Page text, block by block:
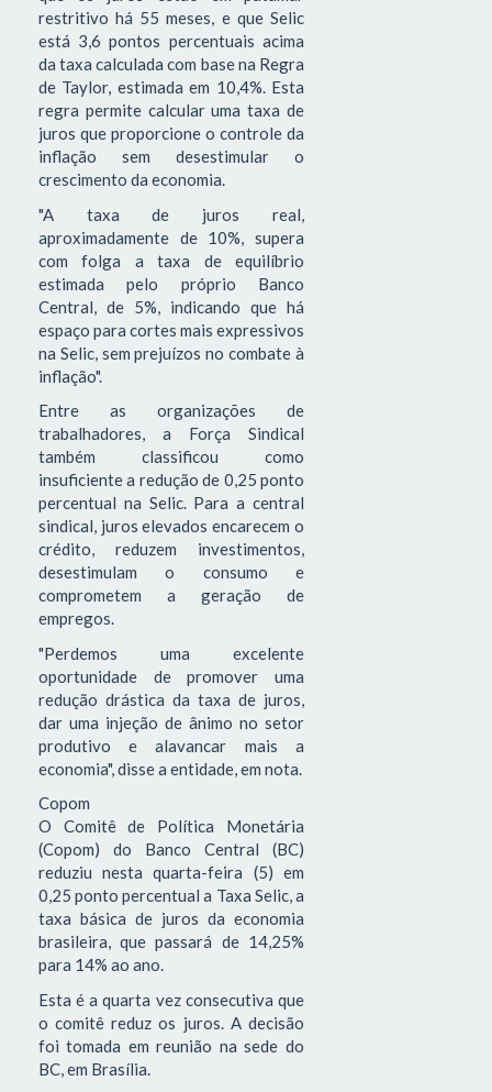
restritivo há 55 meses, e que Selic
está 3,6 pontos percentuais acima
da taxa calculada com base na Regra
de Taylor, estimada em 10,4%. Esta
regra permite calcular uma taxa de
juros que proporcione o controle da
inflação sem desestimular o
crescimento da economia.
"A taxa de juros real,
aproximadamente de 10%, supera
com folga a taxa de equilíbrio
estimada pelo próprio Banco
Central, de 5%, indicando que há
espaço para cortes mais expressivos
na Selic, sem prejuízos no combate à
inflação".
Entre as organizações de
trabalhadores, a Força Sindical
também classificou como
insuficiente a redução de 0,25 ponto
percentual na Selic. Para a central
sindical, juros elevados encarecem o
crédito, reduzem investimentos,
desestimulam o consumo e
comprometem a geração de
empregos.
"Perdemos uma excelente
oportunidade de promover uma
redução drástica da taxa de juros,
dar uma injeção de ânimo no setor
produtivo e alavancar mais a
economia", disse a entidade, em nota.
Copom
O Comitê de Política Monetária
(Copom) do Banco Central (BC)
reduziu nesta quarta-feira (5) em
0,25 ponto percentual a Taxa Selic, a
taxa básica de juros da economia
brasileira, que passará de 14,25%
para 14% ao ano.
Esta é a quarta vez consecutiva que
o comitê reduz os juros. A decisão
foi tomada em reunião na sede do
BC, em Brasília.